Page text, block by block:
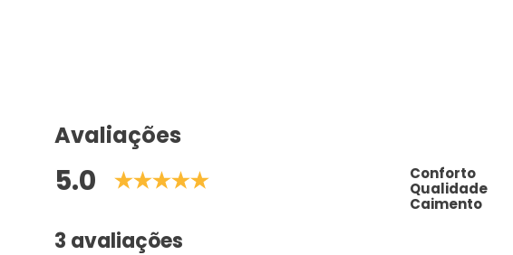
Avaliações
5.0 Conforto
Qualidade
Caimento
3 avaliações